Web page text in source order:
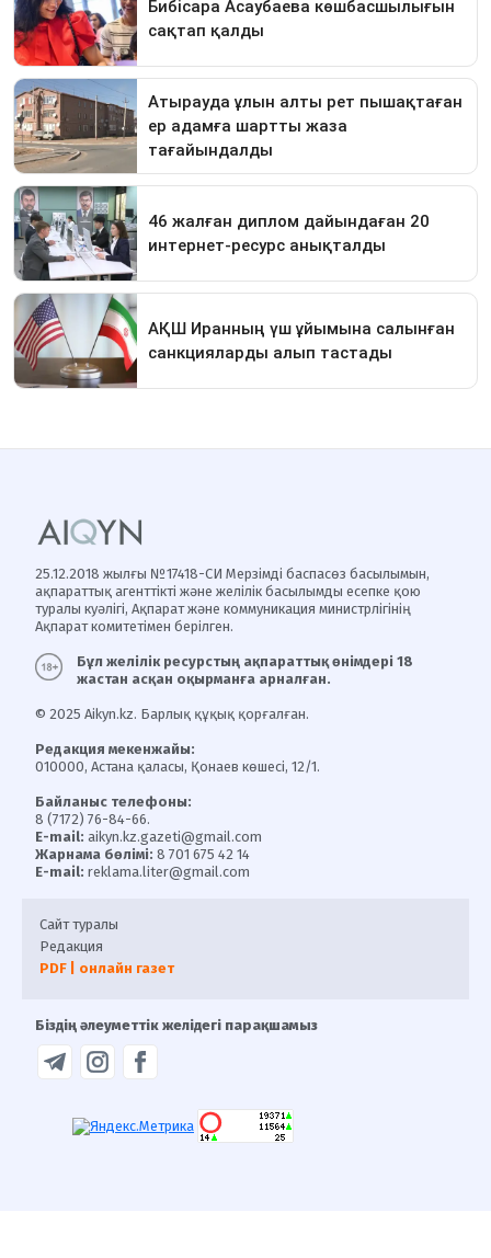
25.12.2018 жылғы №17418-СИ Мерзімді баспасөз басылымын,
ақпараттық агенттікті және желілік басылымды есепке қою
туралы куәлігі, Ақпарат және коммуникация министрлігінің
Ақпарат комитетімен берілген.
Бұл желілік ресурстың ақпараттық өнімдері 18
жастан асқан оқырманға арналған.
© 2025 Aikyn.kz. Барлық құқық қорғалған.
Редакция мекенжайы:
010000, Астана қаласы, Қонаев көшесі, 12/1.
Байланыс телефоны:
8 (7172) 76-84-66.
E-mail: aikyn.kz.gazeti@gmail.com
Жарнама бөлімі: 8 701 675 42 14
E-mail: reklama.liter@gmail.com
Сайт туралы
Редакция
PDF | онлайн газет
Біздің әлеуметтік желідегі парақшамыз